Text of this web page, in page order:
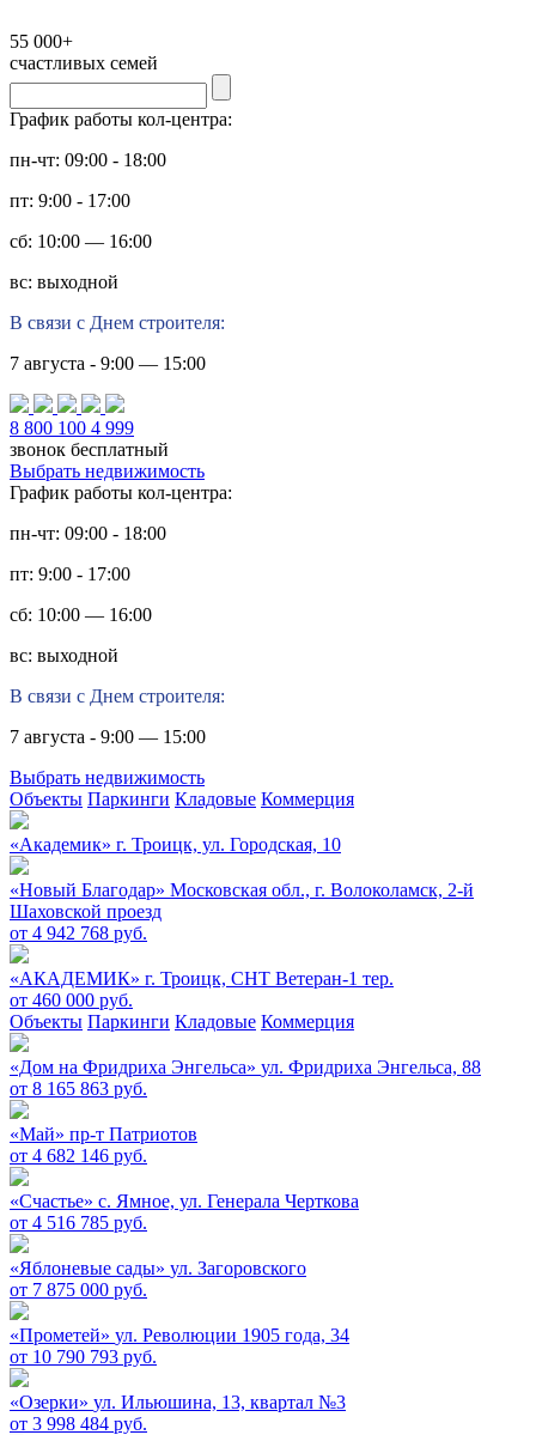
55 000+
счастливых семей
График работы кол-центра:
пн-чт: 09:00 - 18:00
пт: 9:00 - 17:00
сб: 10:00 — 16:00
вс: выходной
В связи с Днем строителя:
7 августа - 9:00 — 15:00
8 800 100 4 999
звонок бесплатный
Выбрать недвижимость
График работы кол-центра:
пн-чт: 09:00 - 18:00
пт: 9:00 - 17:00
сб: 10:00 — 16:00
вс: выходной
В связи с Днем строителя:
7 августа - 9:00 — 15:00
Выбрать недвижимость
Объекты Паркинги Кладовые Коммерция
«Академик» г. Троицк, ул. Городская, 10
«Новый Благодар» Московская обл., г. Волоколамск, 2-й
Шаховской проезд
от 4 942 768 руб.
«АКАДЕМИК» г. Троицк, СНТ Ветеран-1 тер.
от 460 000 руб.
Объекты Паркинги Кладовые Коммерция
«Дом на Фридриха Энгельса» ул. Фридриха Энгельса, 88
от 8 165 863 руб.
«Май» пр-т Патриотов
от 4 682 146 руб.
«Счастье» c. Ямное, ул. Генерала Черткова
от 4 516 785 руб.
«Яблоневые сады» ул. Загоровского
от 7 875 000 руб.
«Прометей» ул. Революции 1905 года, 34
от 10 790 793 руб.
«Озерки» ул. Ильюшина, 13, квартал №3
от 3 998 484 руб.